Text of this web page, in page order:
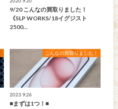
9/20 こんなの買取りました！
《SLP WORKS/18イグジスト
2500…
こんなの買取りました！
2023.9.26
■まずは1つ！■